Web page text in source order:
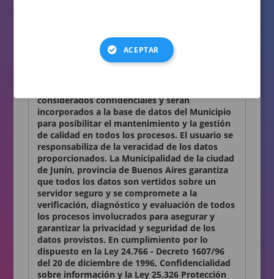
Términos y condiciones
Declaro conocer y aceptar lo establecido en la
considerados confidenciales y serán
incorporados a la base de datos del Municipio
para posibilitar el mantenimiento y la gestión
de calidad en todos los procesos. El usuario se
responsabiliza de la veracidad de los datos
proporcionados. La Municipalidad de la ciudad
de Junín, provincia de Buenos Aires garantiza
que todos los datos son vertidos sobre un
servidor seguro y se compromete a la
verificación, diagnóstico y evaluación de todos
los procesos involucrados para asegurar y
garantizar la privacidad y seguridad de los
datos provistos. En cumplimiento por lo
dispuesto en la Ley 24.766 - Decreto 1607/96
del 20 de diciembre de 1996, Confidencialidad
sobre información y la Ley 25.326 Protección
ACEPTAR